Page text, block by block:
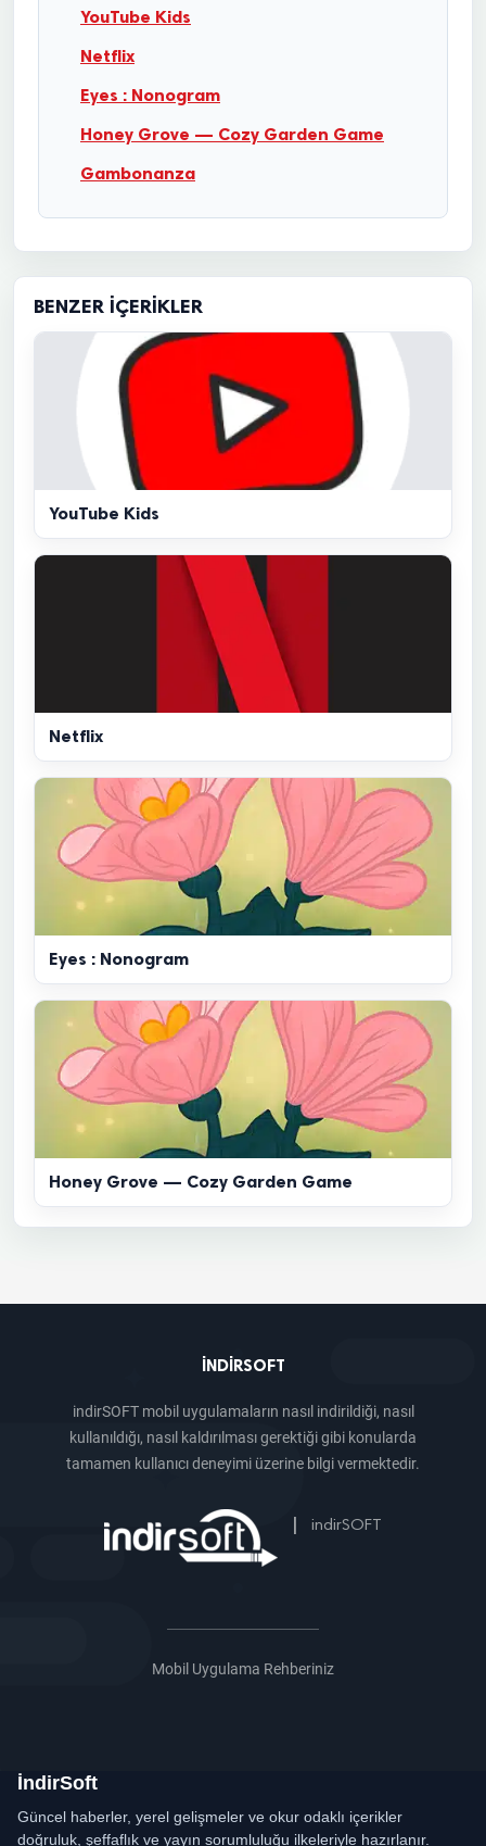
YouTube Kids
Netflix
Eyes : Nonogram
Honey Grove — Cozy Garden Game
Gambonanza
BENZER İÇERIKLER
YouTube Kids
Netflix
Eyes : Nonogram
Honey Grove — Cozy Garden Game
INDIRSOFT
indirSOFT mobil uygulamaların nasıl indirildiği, nasıl
kullanıldığı, nasıl kaldırılması gerektiği gibi konularda
tamamen kullanıcı deneyimi üzerine bilgi vermektedir.
indirSOFT
Mobil Uygulama Rehberiniz
İndirSoft
Güncel haberler, yerel gelişmeler ve okur odaklı içerikler
doğruluk, şeffaflık ve yayın sorumluluğu ilkeleriyle hazırlanır.